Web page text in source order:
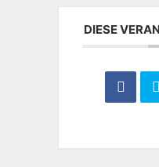
DIESE